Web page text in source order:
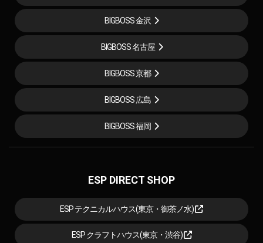
BIGBOSS 金沢
BIGBOSS 名古屋
BIGBOSS 京都
BIGBOSS 広島
BIGBOSS 福岡
ESP DIRECT SHOP
ESP テクニカルハウス(東京・御茶ノ水)
ESP クラフトハウス(東京・渋谷)